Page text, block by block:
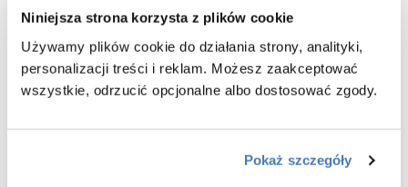
Niniejsza strona korzysta z plików cookie
Używamy plików cookie do działania strony, analityki,
personalizacji treści i reklam. Możesz zaakceptować
wszystkie, odrzucić opcjonalne albo dostosować zgody.
Pokaż szczegóły
W komplecie znajduje się bateria z systemem Box, deszczownica z
ramieniem, słuchawka prysznicowa, uchwyt punktowy oraz wąż
prysznicowy, co czyni zestaw w pełni gotowym do montażu.
Rea Foss/Clif Złoty Szczotkowany to zestaw, który łączy nowoczesną
najwyższej jakości, luksusowego wyglądu i niezawodności na lata.
Bateria, deszczownica, ramię do deszczownicy, wąż